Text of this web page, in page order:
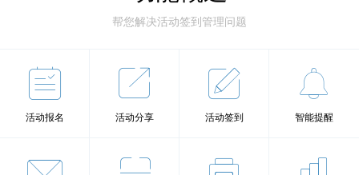
帮您解决活动签到管理问题
活动报名 活动分享 活动签到 智能提醒